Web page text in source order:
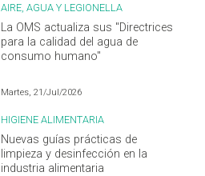
AIRE, AGUA Y LEGIONELLA
La OMS actualiza sus "Directrices
para la calidad del agua de
consumo humano"
Martes, 21/Jul/2026
HIGIENE ALIMENTARIA
Nuevas guías prácticas de
limpieza y desinfección en la
industria alimentaria